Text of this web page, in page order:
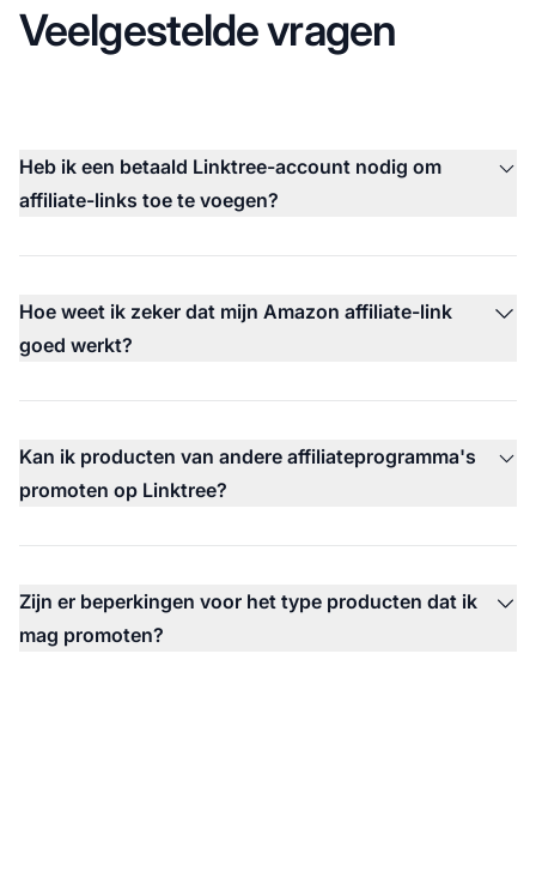
Veelgestelde vragen
Heb ik een betaald Linktree-account nodig om
affiliate-links toe te voegen?
Hoe weet ik zeker dat mijn Amazon affiliate-link
goed werkt?
Kan ik producten van andere affiliateprogramma's
promoten op Linktree?
Zijn er beperkingen voor het type producten dat ik
mag promoten?